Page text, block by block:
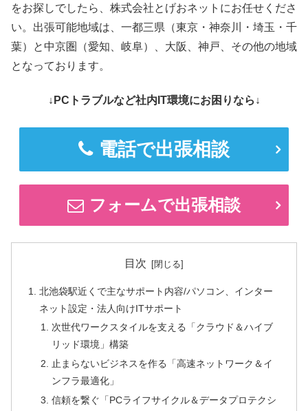
をお探しでしたら、株式会社とげおネットにお任せくださ
い。出張可能地域は、一都三県（東京・神奈川・埼玉・千
葉）と中京圏（愛知、岐阜）、大阪、神戸、その他の地域
となっております。
↓PCトラブルなど社内IT環境にお困りなら↓
電話で出張相談
フォームで出張相談
目次
北池袋駅近くで主なサポート内容/パソコン、インター
ネット設定・法人向けITサポート
次世代ワークスタイルを支える「クラウド＆ハイブ
リッド環境」構築
止まらないビジネスを作る「高速ネットワーク＆イ
ンフラ最適化」
信頼を繋ぐ「PCライフサイクル＆データプロテクシ